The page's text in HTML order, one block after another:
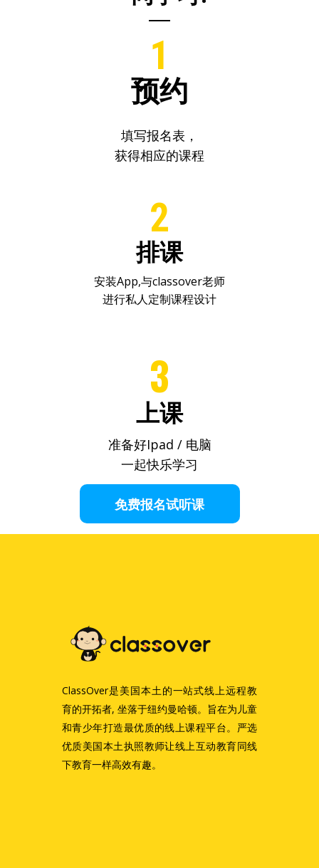
预约
排课
上课
1
2
3
填写报名表，
获得相应的课程
安装App,与classover老师
进行私人定制课程设计
准备好Ipad / 电脑
一起快乐学习
免费报名试听课
ClassOver是美国本土的一站式线上远程教
育的开拓者, 坐落于纽约曼哈顿。旨在为儿童
和青少年打造最优质的线上课程平台。严选
优质美国本土执照教师让线上互动教育同线
下教育一样高效有趣。